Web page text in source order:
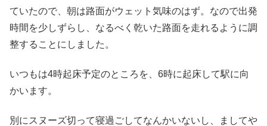
ていたので、朝は路面がウェット気味のはず。なので出発
時間を少しずらし、なるべく乾いた路面を走れるように調
整することにしました。
いつもは4時起床予定のところを、6時に起床して駅に向
かいます。
別にスヌーズ切って寝過ごしてなんかいないし、ましてや